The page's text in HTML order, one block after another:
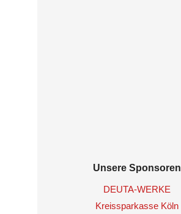
Unsere Sponsoren
DEUTA-WERKE
Kreissparkasse Köln